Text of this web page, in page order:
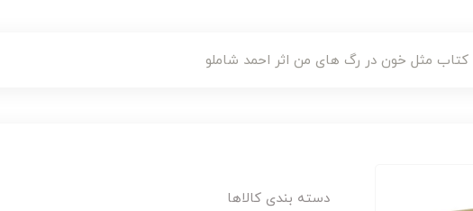
کتاب مثل خون در رگ های من اثر احمد شاملو
دسته بندی کالاها